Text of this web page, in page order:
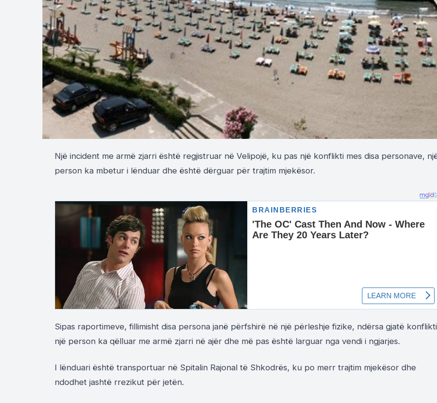
Një incident me armë zjarri është regjistruar në Velipojë, ku pas një konflikti mes disa personave,
person ka mbetur i lënduar dhe është dërguar për trajtim mjekësor.
Sipas raportimeve, fillimisht disa persona janë përfshirë në një përleshje fizike, ndërsa gjatë
një person ka qëlluar me armë zjarri në ajër dhe më pas është larguar nga vendi i ngjarjes.
I lënduari është transportuar në Spitalin Rajonal të Shkodrës, ku po merr trajtim mjekësor dhe
ndodhet jashtë rrezikut për jetën.